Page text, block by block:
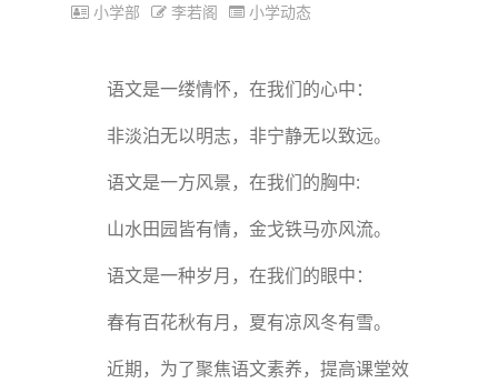
小学部 李若阁 小学动态
语文是一缕情怀，在我们的心中：
非淡泊无以明志，非宁静无以致远。
语文是一方风景，在我们的胸中:
山水田园皆有情，金戈铁马亦风流。
语文是一种岁月，在我们的眼中：
春有百花秋有月，夏有凉风冬有雪。
近期，为了聚焦语文素养，提高课堂效